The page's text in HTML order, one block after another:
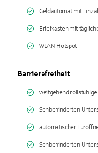
Geldautomat mit
Briefkasten mit
WLAN-Hotspot
Barrierefreiheit
weitgehend
Sehbehinderten-
automatischer
Sehbehinderten-